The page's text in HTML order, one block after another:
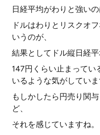
日経平均がわりと強い
ドルはわりとリスクオ
いうのが、
結果としてドル縦日経平
147円くらい止まってい
いるような気がしていま
もしかしたら円売り関
ど、
それを感じていますね。